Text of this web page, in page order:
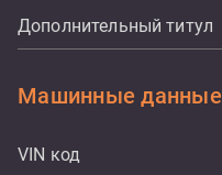
Дополнительный титул
Машинные данные
VIN код